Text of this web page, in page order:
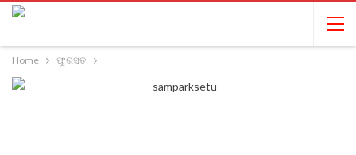
Home ଫୁରସତ